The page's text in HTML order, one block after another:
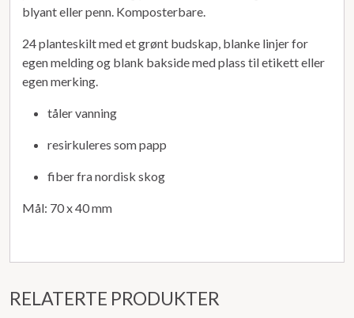
blyant eller penn. Komposterbare.
24 planteskilt med et grønt budskap, blanke linjer for
egen melding og blank bakside med plass til etikett eller
egen merking.
tåler vanning
resirkuleres som papp
fiber fra nordisk skog
Mål: 70 x 40 mm
RELATERTE PRODUKTER